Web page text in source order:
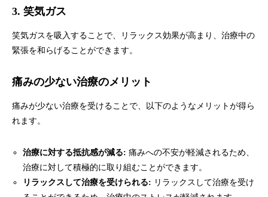
3. 笑気ガス
笑気ガスを吸入することで、リラックス効果が高まり、治療中の
緊張を和らげることができます。
痛みの少ない治療のメリット
痛みが少ない治療を受けることで、以下のようなメリットが得ら
れます。
治療に対する抵抗感が減る: 痛みへの不安が軽減されるため、
治療に対して積極的に取り組むことができます。
リラックスして治療を受けられる: リラックスして治療を受け